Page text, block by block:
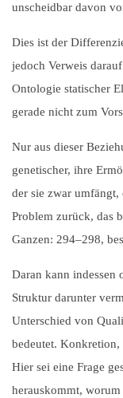
unscheidbar davon
Dies ist der
jedoch Verweis
Ontologie statischer
gerade nicht zum
Nur aus dieser
genetischer, ihre
der sie zwar umfängt,
Problem zurück, das
Ganzen: 294–298,
Daran kann indessen
Struktur darunter
Unterschied von
bedeutet.
Hier sei eine Frage
herauskommt,